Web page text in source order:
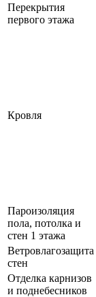
Перекрытия
первого этажа
Кровля
Пароизоляция
пола, потолка и
стен 1 этажа
Ветровлагозащита
стен
Отделка карнизов
и поднебесников